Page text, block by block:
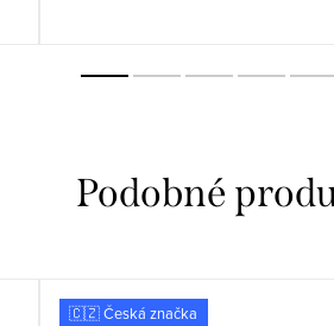
🇨🇿 Česká značka